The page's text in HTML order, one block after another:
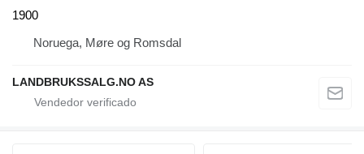
1900
Noruega, Møre og Romsdal
LANDBRUKSSALG.NO AS